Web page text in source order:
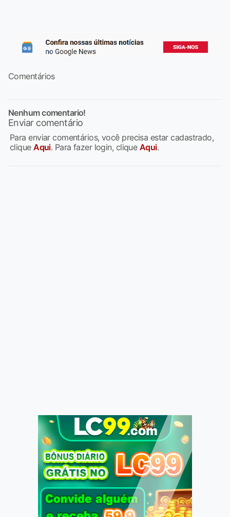
Comentários
Nenhum comentario!
Enviar comentário
Para enviar comentários, você precisa estar cadastrado,
cliqueAqui. Para fazer login, clique Aqui.